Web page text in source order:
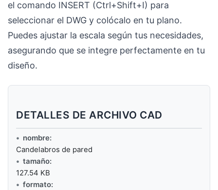
el comando INSERT (Ctrl+Shift+I) para
seleccionar el DWG y colócalo en tu plano.
Puedes ajustar la escala según tus necesidades,
asegurando que se integre perfectamente en tu
diseño.
DETALLES DE ARCHIVO CAD
nombre:
Candelabros de pared
tamaño:
127.54 KB
formato: